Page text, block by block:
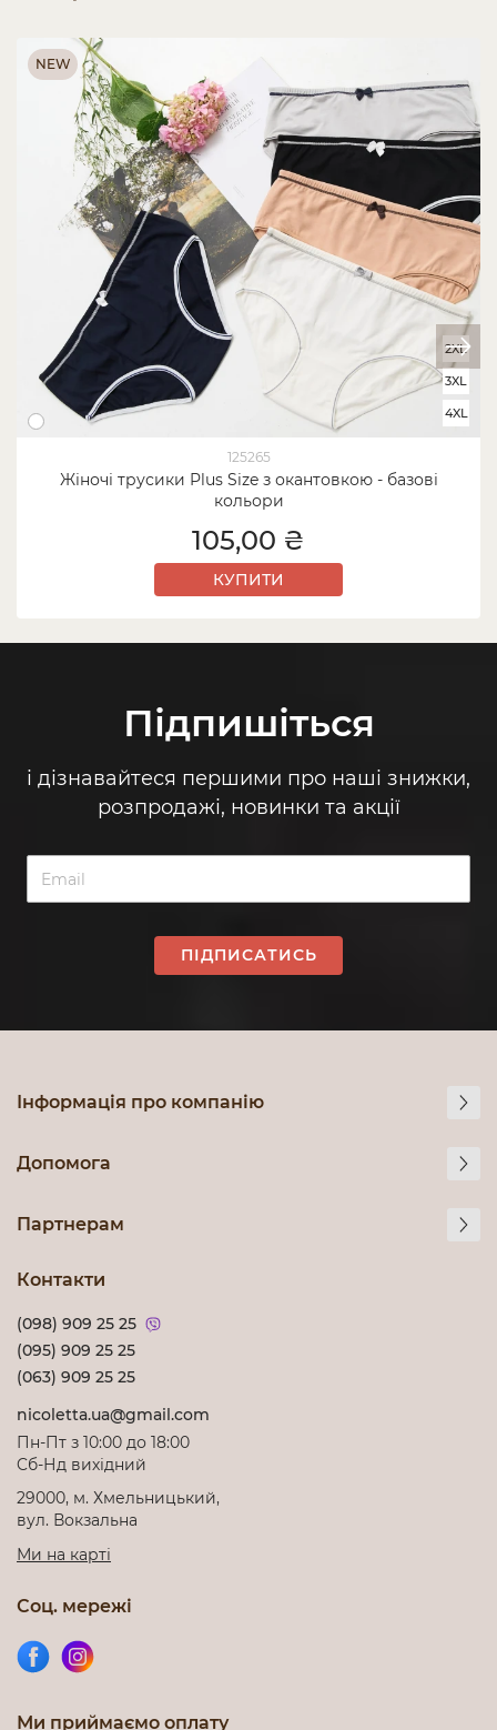
NEW
125265
Жіночі трусики Plus Size з окантовкою - базові
кольори
2XL
3XL
4XL
105,00 ₴
КУПИТИ
Підпишіться
і дізнавайтеся першими про наші знижки,
розпродажі, новинки та акції
ПІДПИСАТИСЬ
Інформація про компанію
Допомога
Партнерам
Контакти
(098) 909 25 25
(095) 909 25 25
(063) 909 25 25
nicoletta.ua@gmail.com
Пн-Пт з 10:00 до 18:00
Cб-Нд вихідний
29000, м. Хмельницький,
вул. Вокзальна
Ми на карті
Соц. мережі
Ми приймаємо оплату